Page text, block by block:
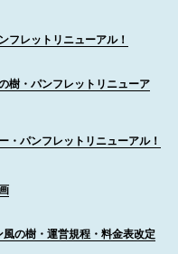
フレットリニューアル！
樹・パンフレットリニューア
・パンフレットリニューアル！
の樹・運営規程・料金表改定